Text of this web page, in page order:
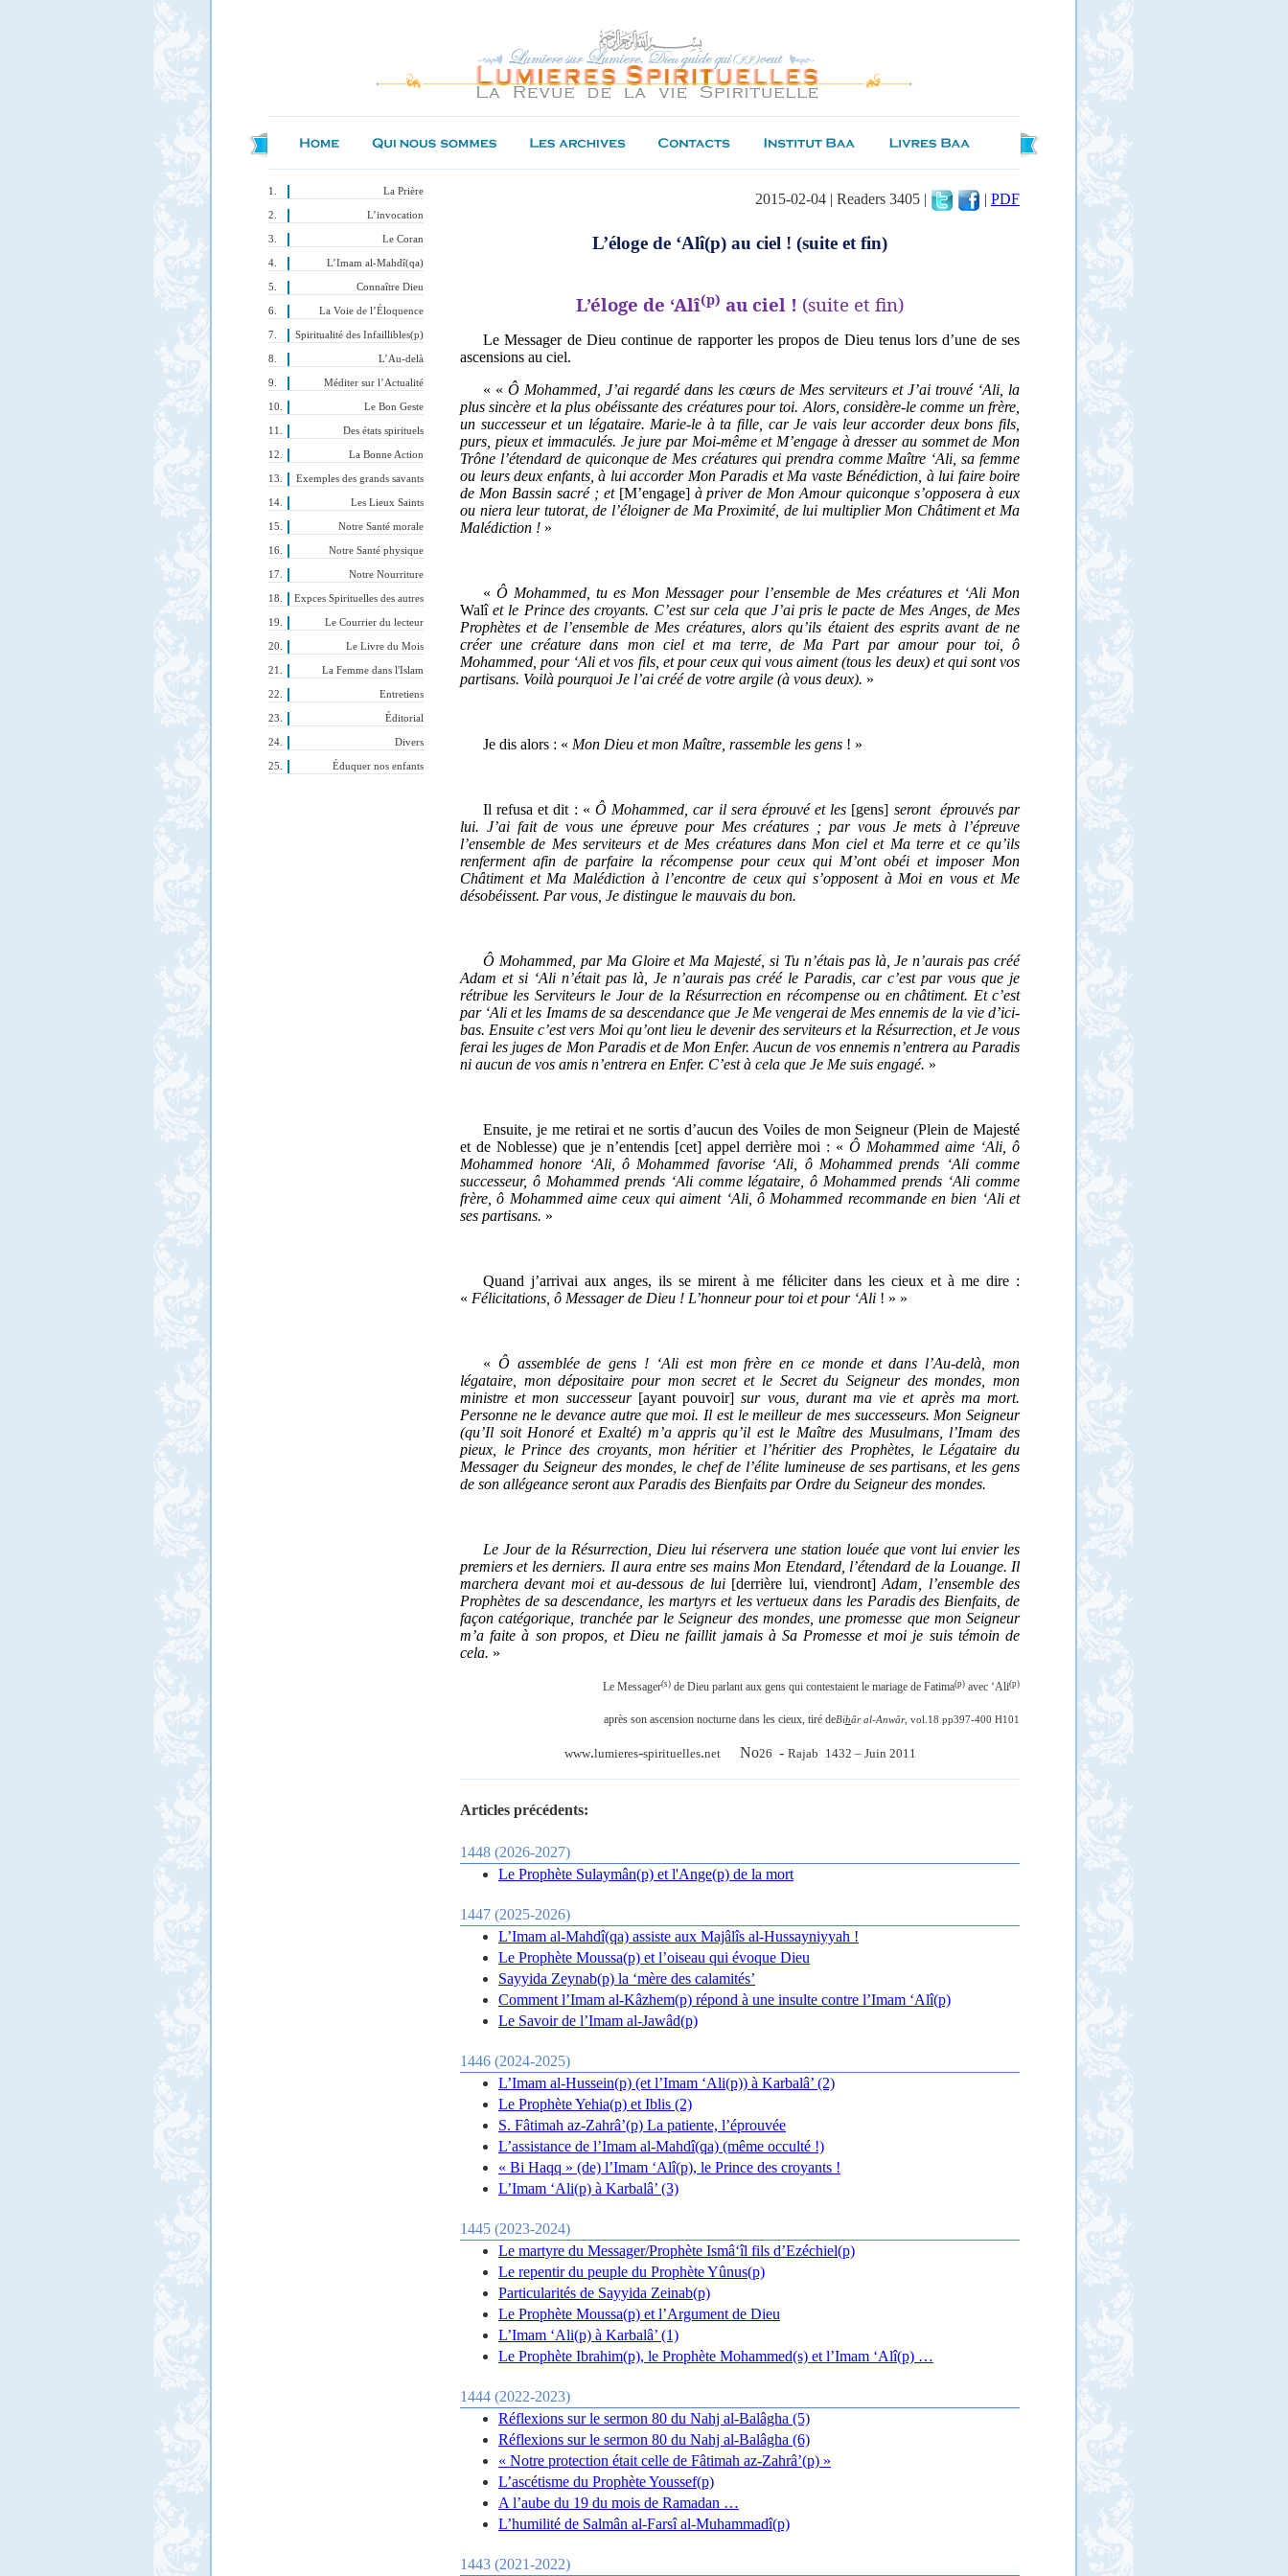
La Prière
L’invocation
Le Coran
L’Imam al-Mahdî(qa)
Connaître Dieu
La Voie de l’Éloquence
Spiritualité des Infaillibles(p)
L’Au-delà
Méditer sur l’Actualité
Le Bon Geste
Des états spirituels
La Bonne Action
Exemples des grands savants
Les Lieux Saints
Notre Santé morale
Notre Santé physique
Notre Nourriture
Expces Spirituelles des autres
Le Courrier du lecteur
Le Livre du Mois
La Femme dans l'Islam
Entretiens
Éditorial
Divers
Éduquer nos enfants
2015-02-04 | Readers 3405 | | PDF
L’éloge de ‘Alî(p) au ciel ! (suite et fin)
L’éloge de ‘Alî(p) au ciel ! (suite et fin)
Le Messager de Dieu continue de rapporter les propos de Dieu tenus lors d’une de ses
ascensions au ciel.
« « Ô Mohammed, J’ai regardé dans les cœurs de Mes serviteurs et J’ai trouvé ‘Ali, la
plus sincère et la plus obéissante des créatures pour toi. Alors, considère-le comme un frère,
un successeur et un légataire. Marie-le à ta fille, car Je vais leur accorder deux bons fils,
purs, pieux et immaculés. Je jure par Moi-même et M’engage à dresser au sommet de Mon
Trône l’étendard de quiconque de Mes créatures qui prendra comme Maître ‘Ali, sa femme
ou leurs deux enfants, à lui accorder Mon Paradis et Ma vaste Bénédiction, à lui faire boire
de Mon Bassin sacré ; et [M’engage]à priver de Mon Amour quiconque s’opposera à eux
ou niera leur tutorat, de l’éloigner de Ma Proximité, de lui multiplier Mon Châtiment et Ma
Malédiction ! »
«Ô Mohammed, tu es Mon Messager pour l’ensemble de Mes créatures et ‘Ali Mon
Walîet le Prince des croyants. C’est sur cela que J’ai pris le pacte de Mes Anges, de Mes
Prophètes et de l’ensemble de Mes créatures, alors qu’ils étaient des esprits avant de ne
créer une créature dans mon ciel et ma terre, de Ma Part par amour pour toi, ô
Mohammed, pour ‘Ali et vos fils, et pour ceux qui vous aiment (tous les deux) et qui sont vos
partisans. Voilà pourquoi Je l’ai créé de votre argile (à vous deux). »
Je dis alors : « Mon Dieu et mon Maître, rassemble les gens ! »
Il refusa et dit : « Ô Mohammed, car il sera éprouvé et les [gens] seront éprouvés par
lui. J’ai fait de vous une épreuve pour Mes créatures ; par vous Je mets à l’épreuve
l’ensemble de Mes serviteurs et de Mes créatures dans Mon ciel et Ma terre et ce qu’ils
renferment afin de parfaire la récompense pour ceux qui M’ont obéi et imposer Mon
Châtiment et Ma Malédiction à l’encontre de ceux qui s’opposent à Moi en vous et Me
désobéissent. Par vous, Je distingue le mauvais du bon.
Ô Mohammed, par Ma Gloire et Ma Majesté, si Tu n’étais pas là, Je n’aurais pas créé
Adam et si ‘Ali n’était pas là, Je n’aurais pas créé le Paradis, car c’est par vous que je
rétribue les Serviteurs le Jour de la Résurrection en récompense ou en châtiment. Et c’est
par ‘Ali et les Imams de sa descendance que Je Me vengerai de Mes ennemis de la vie d’ici-
bas. Ensuite c’est vers Moi qu’ont lieu le devenir des serviteurs et la Résurrection, et Je vous
ferai les juges de Mon Paradis et de Mon Enfer. Aucun de vos ennemis n’entrera au Paradis
ni aucun de vos amis n’entrera en Enfer. C’est à cela que Je Me suis engagé. »
Ensuite, je me retirai et ne sortis d’aucun des Voiles de mon Seigneur (Plein de Majesté
et de Noblesse) que je n’entendis [cet] appel derrière moi : « Ô Mohammed aime ‘Ali, ô
Mohammed honore ‘Ali, ô Mohammed favorise ‘Ali, ô Mohammed prends ‘Ali comme
successeur, ô Mohammed prends ‘Ali comme légataire, ô Mohammed prends ‘Ali comme
frère, ô Mohammed aime ceux qui aiment ‘Ali, ô Mohammed recommande en bien ‘Ali et
ses partisans. »
Quand j’arrivai aux anges, ils se mirent à me féliciter dans les cieux et à me dire :
« Félicitations, ô Messager de Dieu ! L’honneur pour toi et pour ‘Ali ! » »
« Ô assemblée de gens ! ‘Ali est mon frère en ce monde et dans l’Au-delà, mon
légataire, mon dépositaire pour mon secret et le Secret du Seigneur des mondes, mon
ministre et mon successeur [ayant pouvoir]sur vous, durant ma vie et après ma mort.
Personne ne le devance autre que moi. Il est le meilleur de mes successeurs. Mon Seigneur
(qu’Il soit Honoré et Exalté) m’a appris qu’il est le Maître des Musulmans, l’Imam des
pieux, le Prince des croyants, mon héritier et l’héritier des Prophètes, le Légataire du
Messager du Seigneur des mondes, le chef de l’élite lumineuse de ses partisans, et les gens
de son allégeance seront aux Paradis des Bienfaits par Ordre du Seigneur des mondes.
Le Jour de la Résurrection, Dieu lui réservera une station louée que vont lui envier les
premiers et les derniers. Il aura entre ses mains Mon Etendard, l’étendard de la Louange. Il
marchera devant moi et au-dessous de lui [derrière lui, viendront]Adam, l’ensemble des
Prophètes de sa descendance, les martyrs et les vertueux dans les Paradis des Bienfaits, de
façon catégorique, tranchée par le Seigneur des mondes, une promesse que mon Seigneur
m’a faite à son propos, et Dieu ne faillit jamais à Sa Promesse et moi je suis témoin de
cela. »
Le Messager(s) de Dieu parlant aux gens qui contestaient le mariage de Fatima(p) avec ‘Ali(p)
après son ascension nocturne dans les cieux, tiré deBihâr al-Anwâr, vol.18 pp397-400 H101
www.lumieres-spirituelles.net No26 - Rajab 1432 – Juin 2011
Articles précédents:
1448 (2026-2027)
Le Prophète Sulaymân(p) et l'Ange(p) de la mort
1447 (2025-2026)
L’Imam al-Mahdî(qa) assiste aux Majâlîs al-Hussayniyyah !
Le Prophète Moussa(p) et l’oiseau qui évoque Dieu
Sayyida Zeynab(p) la ‘mère des calamités’
Comment l’Imam al-Kâzhem(p) répond à une insulte contre l’Imam ‘Alî(p)
Le Savoir de l’Imam al-Jawâd(p)
1446 (2024-2025)
L’Imam al-Hussein(p) (et l’Imam ‘Ali(p)) à Karbalâ’ (2)
Le Prophète Yehia(p) et Iblis (2)
S. Fâtimah az-Zahrâ’(p) La patiente, l’éprouvée
L’assistance de l’Imam al-Mahdî(qa) (même occulté !)
« Bi Haqq » (de) l’Imam ‘Alî(p), le Prince des croyants !
L’Imam ‘Ali(p) à Karbalâ’ (3)
1445 (2023-2024)
Le martyre du Messager/Prophète Ismâ‘îl fils d’Ezéchiel(p)
Le repentir du peuple du Prophète Yûnus(p)
Particularités de Sayyida Zeinab(p)
Le Prophète Moussa(p) et l’Argument de Dieu
L’Imam ‘Ali(p) à Karbalâ’ (1)
Le Prophète Ibrahim(p), le Prophète Mohammed(s) et l’Imam ‘Alî(p) …
1444 (2022-2023)
Réflexions sur le sermon 80 du Nahj al-Balâgha (5)
Réflexions sur le sermon 80 du Nahj al-Balâgha (6)
« Notre protection était celle de Fâtimah az-Zahrâ’(p) »
L’ascétisme du Prophète Youssef(p)
A l’aube du 19 du mois de Ramadan …
L’humilité de Salmân al-Farsî al-Muhammadî(p)
1443 (2021-2022)